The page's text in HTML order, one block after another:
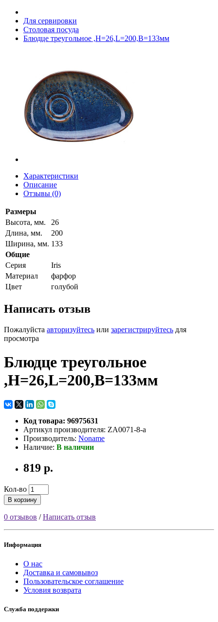
Для сервировки
Столовая посуда
Блюдце треугольное ,H=26,L=200,B=133мм
Характеристики
Описание
Отзывы (0)
Размеры
Высота, мм.
26
Длина, мм.
200
Ширина, мм. 133
Общие
Серия
Iris
Материал
фарфор
Цвет
голубой
Написать отзыв
Пожалуйста авторизуйтесь или зарегистрируйтесь для
просмотра
Блюдце треугольное
,H=26,L=200,B=133мм
Код товара: 96975631
Артикул производителя: ZA0071-8-a
Производитель: Noname
Наличие: В наличии
819 р.
Кол-во
В корзину
0 отзывов /Написать отзыв
Информация
О нас
Доставка и самовывоз
Пользовательское соглашение
Условия возврата
Служба поддержки